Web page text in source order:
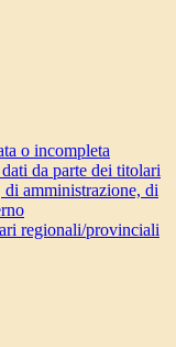
o incompleta
da parte dei titolari
amministrazione, di
regionali/provinciali